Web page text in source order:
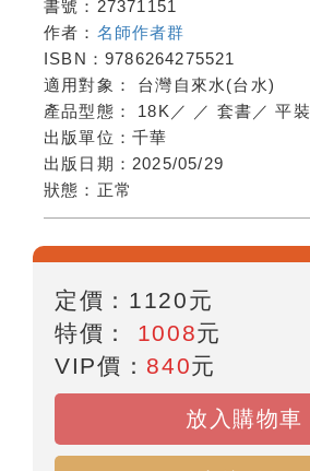
書號： 27371151
作者： 名師作者群
ISBN： 9786264275521
適用對象： 台灣自來水(台水)
產品型態： 18K ／ ／ 套書 ／平裝
出版單位： 千華
出版日期： 2025/05/29
狀態： 正常
定價： 1120元
特價： 1008元
VIP價： 840元
放入購物車